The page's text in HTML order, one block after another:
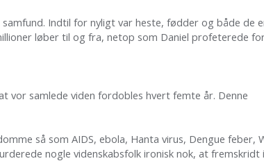
Indtil for nyligt var heste, fødder og både de
løber til og fra, netop som Daniel profeterede
vor samlede viden fordobles hvert femte år. Denne
så som AIDS, ebola, Hanta virus, Dengue feber,
nogle videnskabsfolk ironisk nok, at fremskridt i